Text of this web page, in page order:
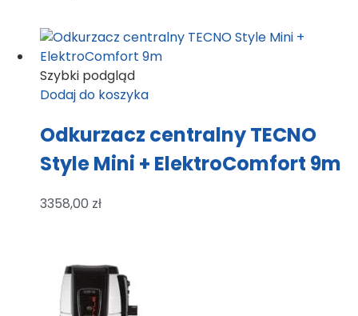
Szybki podgląd
Dodaj do koszyka
Odkurzacz centralny TECNO
Style Mini + ElektroComfort 9m
3358,00 zł